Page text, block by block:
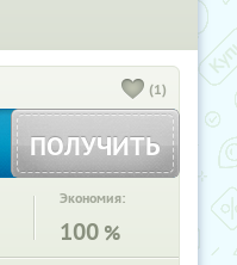
(1)
ПОЛУЧИТЬ
Экономия:
100 %